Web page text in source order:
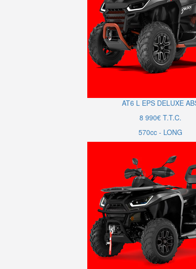
AT6 L EPS DELUXE
8 990€ T.T.C.
570cc - LONG